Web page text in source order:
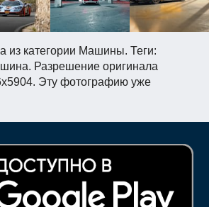
из категории Машины. Теги:
Разрешение оригинала
Эту фотографию уже